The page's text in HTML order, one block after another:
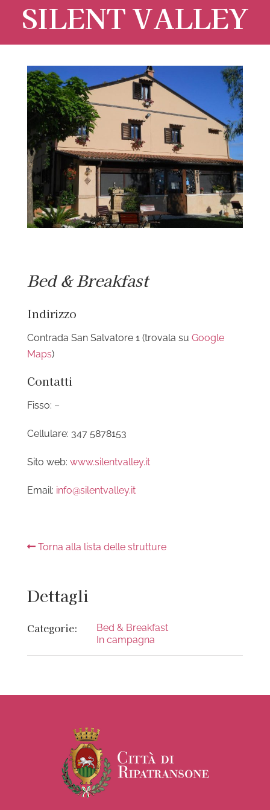
SILENT VALLEY
Ingrandisci
immagine
Bed & Breakfast
Indirizzo
Contrada San Salvatore 1 (trovala su Google
Maps)
Contatti
Fisso: –
Cellulare: 347 5878153
Sito web: www.silentvalley.it
Email: info@silentvalley.it
Torna alla lista delle strutture
Dettagli
Categorie:
Bed & Breakfast
In campagna